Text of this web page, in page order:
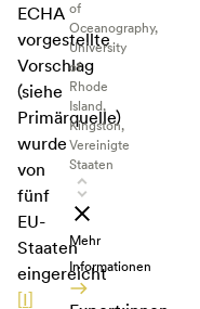
ECHA
vorgestellte
Vorschlag
(siehe
Primärquelle)
wurde
von
fünf
EU-
Staaten
eingereicht
[I]
of
Oceanography,
University
of
Rhode
Island,
Kingston,
Vereinigte
Staaten
Mehr
Informationen